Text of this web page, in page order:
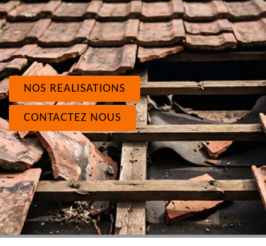
NOS REALISATIONS
CONTACTEZ NOUS